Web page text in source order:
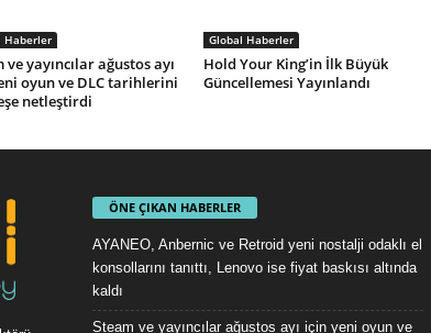
Haberler
ve yayıncılar ağustos ayı
oyun ve DLC tarihlerini
netleştirdi
Global Haberler
Hold Your King’in İlk Büyük
Güncellemesi Yayınlandı
ÖNE ÇIKAN HABERLER
AYANEO, Anbernic ve Retroid yeni nostalji odaklı el
konsollarını tanıttı, Lenovo ise fiyat baskısı altında
kaldı
Steam ve yayıncılar ağustos ayı için yeni oyun ve